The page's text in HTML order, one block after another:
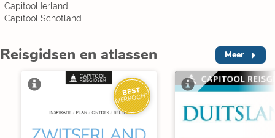
Capitool Ierland
Capitool Schotland
Reisgidsen en atlassen Meer
BEST
VERKOCHT